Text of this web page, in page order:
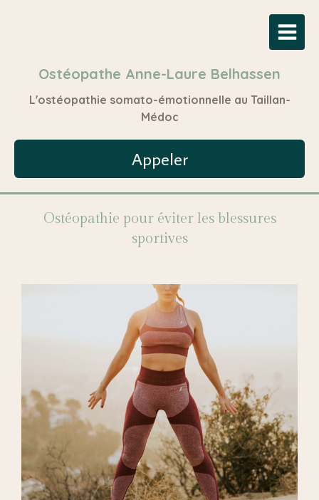
Ostéopathe Anne-Laure Belhassen
L'ostéopathie somato-émotionnelle au Taillan-
Médoc
Appeler
Ostéopathie pour éviter les blessures
sportives